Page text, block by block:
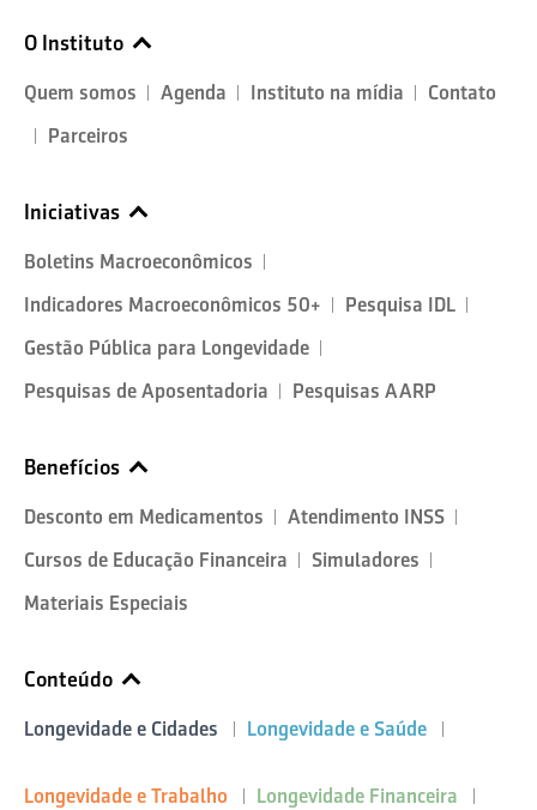
O Instituto
Quem somos Agenda Instituto na mídia
Contato
Parceiros
Iniciativas
Boletins Macroeconômicos
Indicadores Macroeconômicos 50+
Pesquisa IDL
Gestão Pública para Longevidade
Pesquisas de Aposentadoria
Pesquisas AARP
Benefícios
Desconto em Medicamentos
Atendimento INSS
Cursos de Educação Financeira
Simuladores
Materiais Especiais
Conteúdo
Longevidade e Cidades Longevidade e Saúde
Longevidade e Trabalho Longevidade Financeira